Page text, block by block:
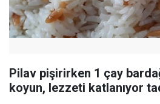
Pilav pişirirken 1 çay
koyun, lezzeti katlanıyor